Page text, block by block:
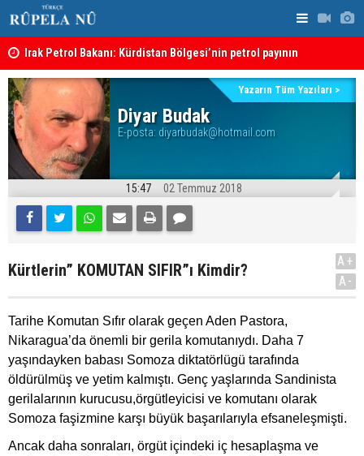
Irak Petrol Bakanı: Kürdistan Bölgesi’nin petrol payının
Süleymaniye’de Komele karargahına saldırı
sonuçlar
Diyar Budak
E-posta: diyarbudak@hotmail.com
Yazarın Tüm Yazıları >
15:47 02 Temmuz 2018
Kürtlerin” KOMUTAN SIFIR”ı Kimdir?
A+
A-
Tarihe Komutan Sıfır olarak geçen Aden Pastora,
Nikaragua’da önemli bir gerila komutanıydı. Daha 7
yaşındayken babası Somoza diktatörlügü tarafında
öldürülmüş ve yetim kalmıştı. Genç yaşlarında Sandinista
gerilalarının kurucusu,örgütleyicisi ve komutanı olarak
Somoza faşizmine karşı büyük başarılarıyla efsaneleşmişti.
Ancak daha sonraları, örgüt içindeki iç hesaplaşma ve